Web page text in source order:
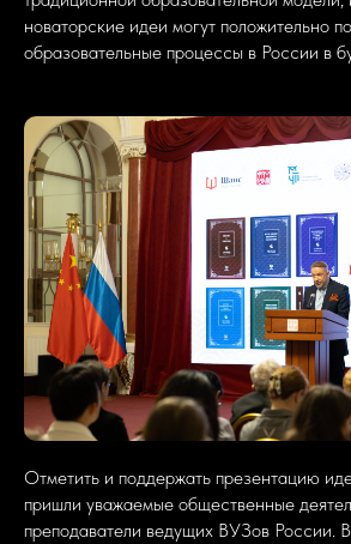
новаторские идеи могут положительно
образовательные процессы в России в
Отметить и поддержать презентацию
пришли уважаемые общественные
преподаватели ведущих ВУЗов России.